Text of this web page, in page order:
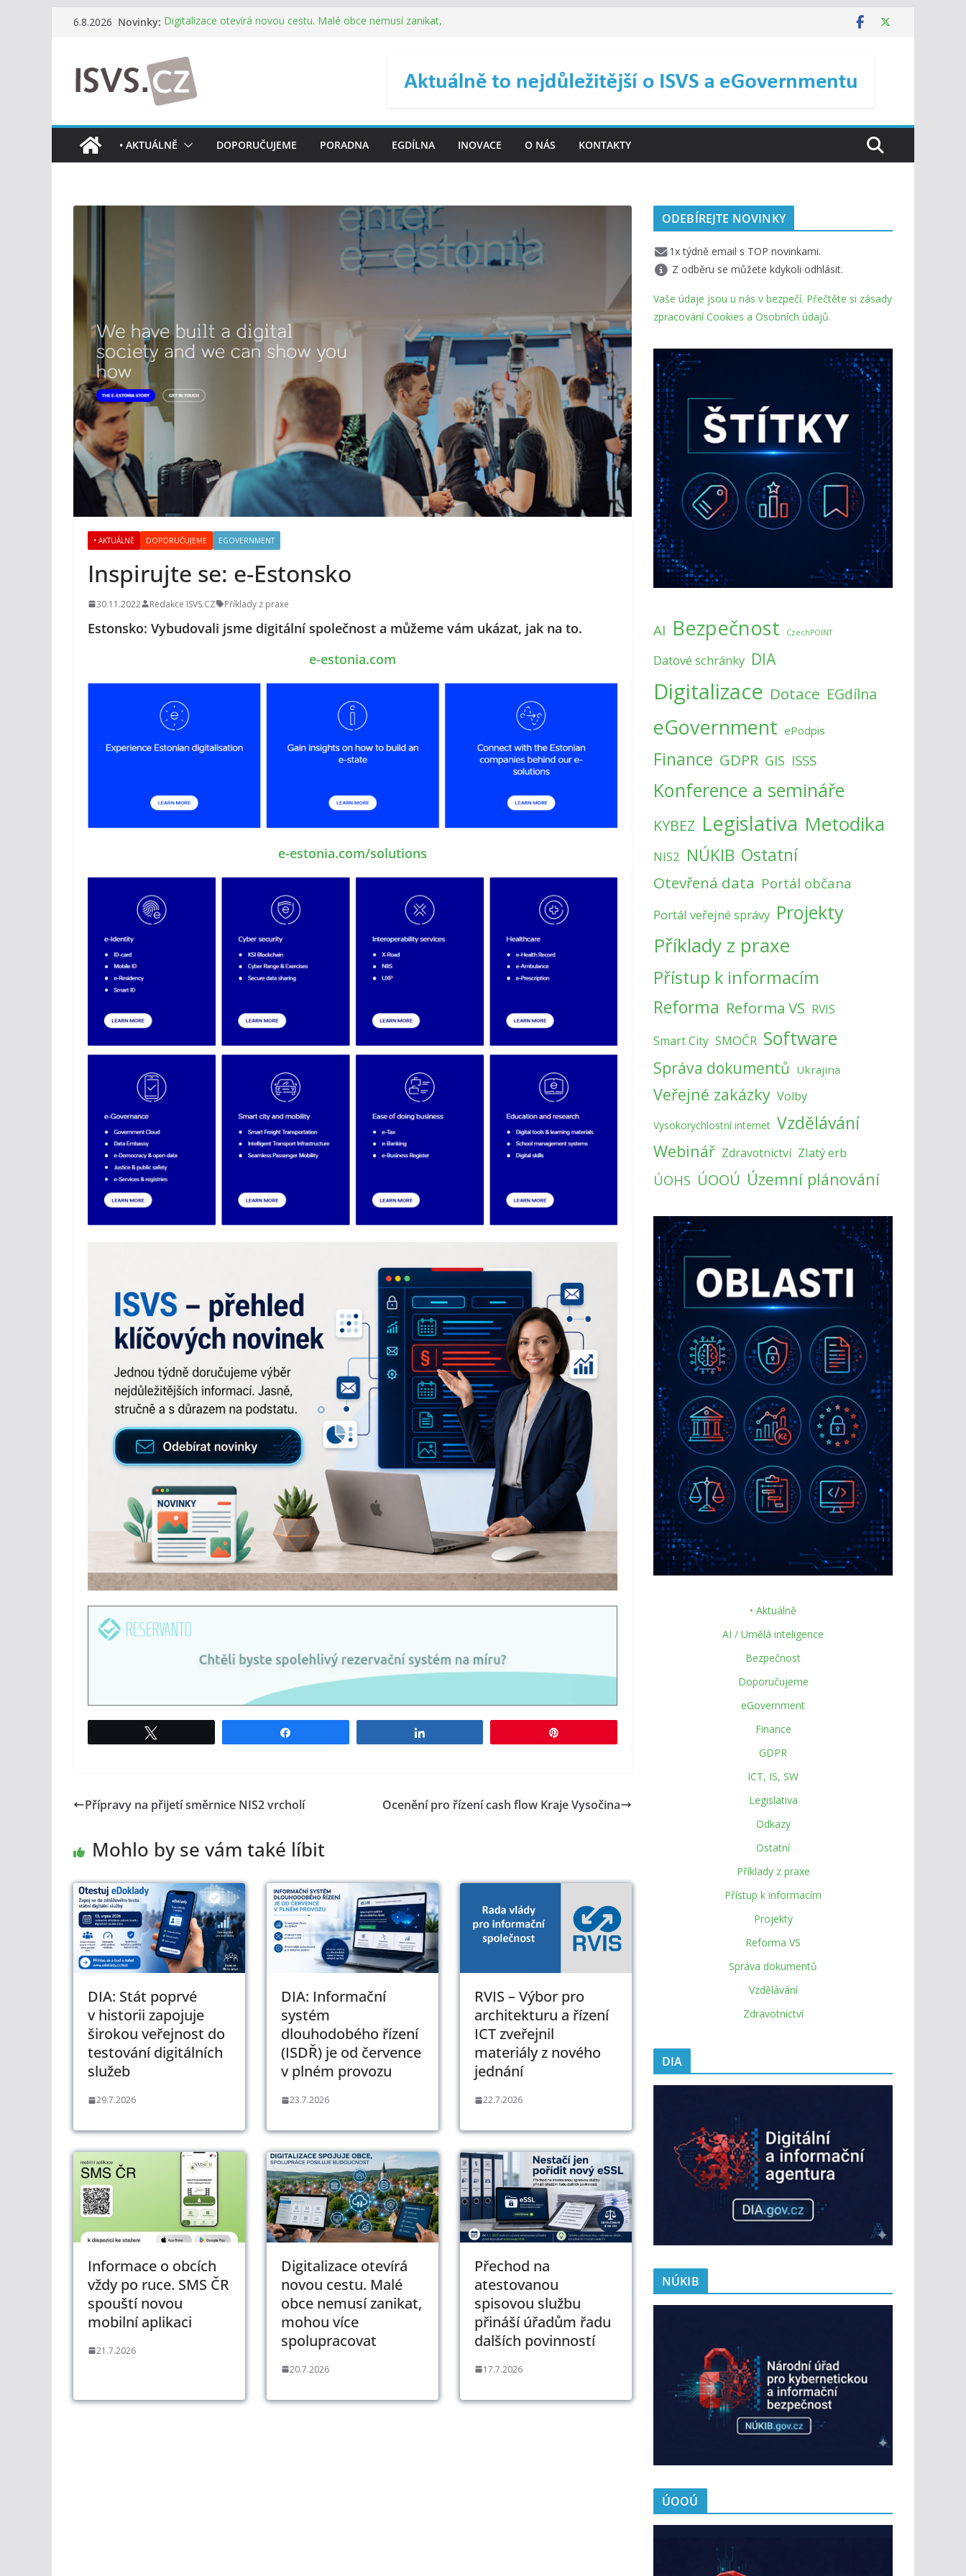
Přeskočit
6.8.2026 Novinky: Digitalizace otevírá novou cestu. Malé obce nemusí zanikat,
testování digitálních služeb
DIA: Informační systém dlouhodobého řízení (ISDŘ) je od
července v plném provozu
RVIS – Výbor pro architekturu a řízení ICT zveřejnil materiály
z nového jednání
Informace o obcích vždy po ruce. SMS ČR spouští novou
mobilní aplikaci
• AKTUÁLNĚ DOPORUČUJEME PORADNA EGDÍLNA INOVACE O NÁS KONTAKTY
• AKTUÁLNĚ DOPORUČUJEME EGOVERNMENT
Inspirujte se: e-Estonsko
30.11.2022 Redakce ISVS.CZ Příklady z praxe
Estonsko: Vybudovali jsme digitální společnost a můžeme vám ukázat, jak na to.
e-estonia.com
e-estonia.com/solutions
Přípravy na přijetí směrnice NIS2 vrcholí Ocenění pro řízení cash flow Kraje Vysočina
Mohlo by se vám také líbit
DIA: Stát poprvé
v historii zapojuje
širokou veřejnost do
testování digitálních
služeb
29.7.2026
DIA: Informační
systém
dlouhodobého řízení
(ISDŘ) je od července
v plném provozu
23.7.2026
RVIS – Výbor pro
architekturu a řízení
ICT zveřejnil
materiály z nového
jednání
22.7.2026
Informace o obcích
vždy po ruce. SMS ČR
spouští novou
mobilní aplikaci
21.7.2026
Digitalizace otevírá
novou cestu. Malé
obce nemusí zanikat,
mohou více
spolupracovat
20.7.2026
Přechod na
atestovanou
spisovou službu
přináší úřadům řadu
dalších povinností
17.7.2026
ODEBÍREJTE NOVINKY
1x týdně email s TOP novinkami.
Z odběru se můžete kdykoli odhlásit.
Vaše údaje jsou u nás v bezpečí. Přečtěte si zásady
zpracování Cookies a Osobních údajů.
AI Bezpečnost CzechPOINT
Datové schránky DIA
Digitalizace Dotace EGdílna
eGovernment ePodpis
Finance GDPR GIS ISSS
Konference a semináře
KYBEZ Legislativa Metodika
NIS2 NÚKIB Ostatní
Otevřená data Portál občana
Portál veřejné správy Projekty
Příklady z praxe
Přístup k informacím
Reforma Reforma VS RVIS
Smart City SMOČR Software
Správa dokumentů Ukrajina
Veřejné zakázky Volby
Vysokorychlostní internet Vzdělávání
Webinář Zdravotnictví Zlatý erb
ÚOHS ÚOOÚ Územní plánování
• Aktuálně
AI / Umělá inteligence
Bezpečnost
Doporučujeme
eGovernment
Finance
GDPR
ICT, IS, SW
Legislativa
Odkazy
Ostatní
Příklady z praxe
Přístup k informacím
Projekty
Reforma VS
Správa dokumentů
Vzdělávání
Zdravotnictví
DIA
NÚKIB
ÚOOÚ